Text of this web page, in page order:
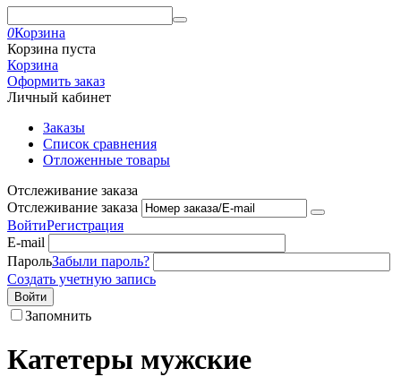
0Корзина
Корзина пуста
Корзина
Оформить заказ
Личный кабинет
Заказы
Список сравнения
Отложенные товары
Отслеживание заказа
Отслеживание заказа
ВойтиРегистрация
E-mail
ПарольЗабыли пароль?
Создать учетную запись
Войти
Запомнить
Катетеры мужские